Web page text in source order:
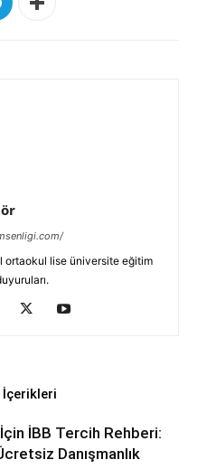
ortaokul lise üniversite eğitim
İçerikleri
İçin İBB Tercih Rehberi:
Danışmanlık